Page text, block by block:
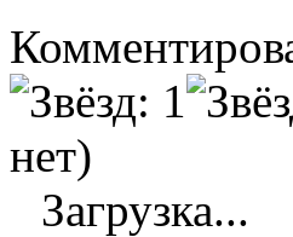
нет)
Загрузка...